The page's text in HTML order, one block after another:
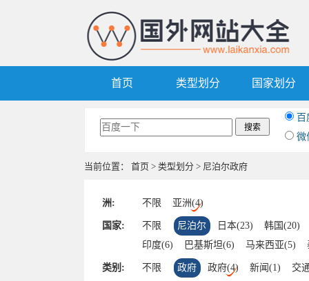
首页 类型划分 国家划分
百
微
当前位置： 首页 > 类型划分 > 尼泊尔政府
洲: 不限 亚洲(4)
国家: 不限 尼泊尔 日本(23) 韩国(20)
印度(6)
巴基斯坦(6) 马来西亚(5)
尼泊尔(4)
斯里兰卡(4) 东帝汶(3)
类别: 不限 政府 政府(4) 新闻(1) 交